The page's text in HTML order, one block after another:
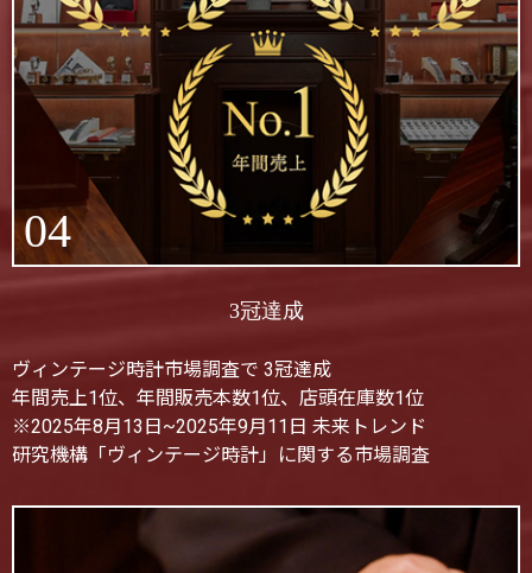
04
3冠達成
ヴィンテージ時計市場調査で 3冠達成
年間売上1位、年間販売本数1位、店頭在庫数1位
※2025年8月13日~2025年9月11日 未来トレンド
研究機構「ヴィンテージ時計」に関する市場調査